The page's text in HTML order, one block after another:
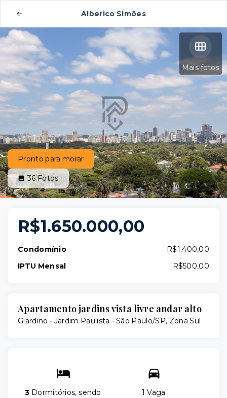
Alberico Simões
Mais fotos
Pronto para morar
36Fotos
R$1.650.000,00
Condomínio
R$1.400,00
IPTU Mensal
R$500,00
Apartamento jardins vista livre andar alto
Giardino - Jardim Paulista - São Paulo/SP, Zona Sul
3 Dormitórios, sendo
1 Vaga